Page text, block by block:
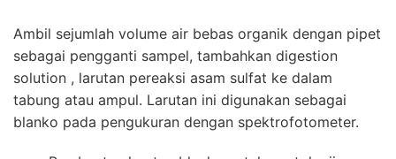
Ambil sejumlah volume air bebas organik dengan pipet
sebagai pengganti sampel, tambahkan digestion
solution , larutan pereaksi asam sulfat ke dalam
tabung atau ampul. Larutan ini digunakan sebagai
blanko pada pengukuran dengan spektrofotometer.